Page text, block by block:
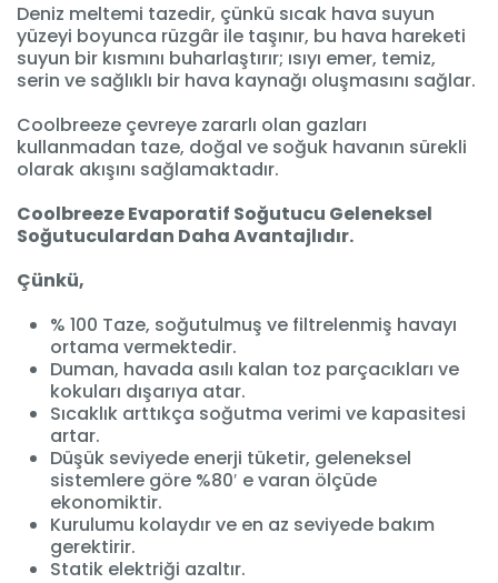
Deniz meltemi tazedir, çünkü sıcak hava suyun
yüzeyi boyunca rüzgâr ile taşınır, bu hava hareketi
suyun bir kısmını buharlaştırır; ısıyı emer, temiz,
serin ve sağlıklı bir hava kaynağı oluşmasını sağlar.
Coolbreeze çevreye zararlı olan gazları
kullanmadan taze, doğal ve soğuk havanın sürekli
olarak akışını sağlamaktadır.
Coolbreeze Evaporatif Soğutucu Geleneksel
Soğutuculardan Daha Avantajlıdır.
Çünkü,
% 100 Taze, soğutulmuş ve filtrelenmiş havayı
ortama vermektedir.
Duman, havada asılı kalan toz parçacıkları ve
kokuları dışarıya atar.
Sıcaklık arttıkça soğutma verimi ve kapasitesi
artar.
Düşük seviyede enerji tüketir, geleneksel
sistemlere göre %80′ e varan ölçüde
ekonomiktir.
Kurulumu kolaydır ve en az seviyede bakım
gerektirir.
Statik elektriği azaltır.